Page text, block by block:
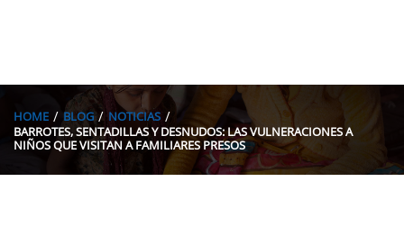
HOME BLOG
NOTICIAS
BARROTES, SENTADILLAS Y DESNUDOS: LAS VULNERACIONES A
NIÑOS QUE VISITAN A FAMILIARES PRESOS